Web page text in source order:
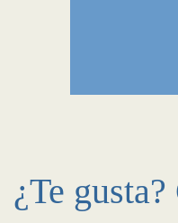
¿Te